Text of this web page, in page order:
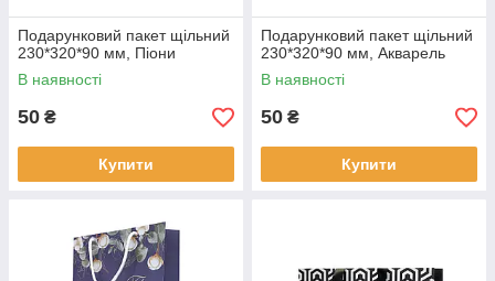
Подарунковий пакет щільний
230*320*90 мм, Піони
В наявності
50 ₴
Купити
Подарунковий пакет щільний
230*320*90 мм, Акварель
В наявності
50 ₴
Купити